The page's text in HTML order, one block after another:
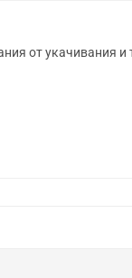
от укачивания